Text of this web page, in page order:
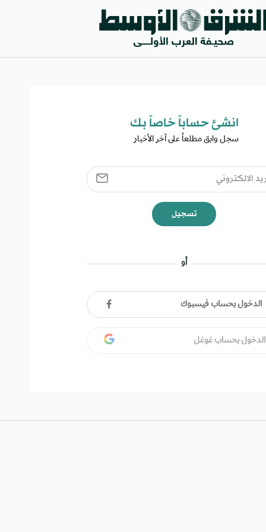
انشئ حساباً خاصاً بك​
سجل وابق مطلعاً على آخر الأخبار ​
تسجيل
أو
الدخول بحساب فيسبوك
الدخول بحساب غوغل